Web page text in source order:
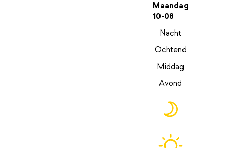
Maandag
10-08
Nacht
Ochtend
Middag
Avond